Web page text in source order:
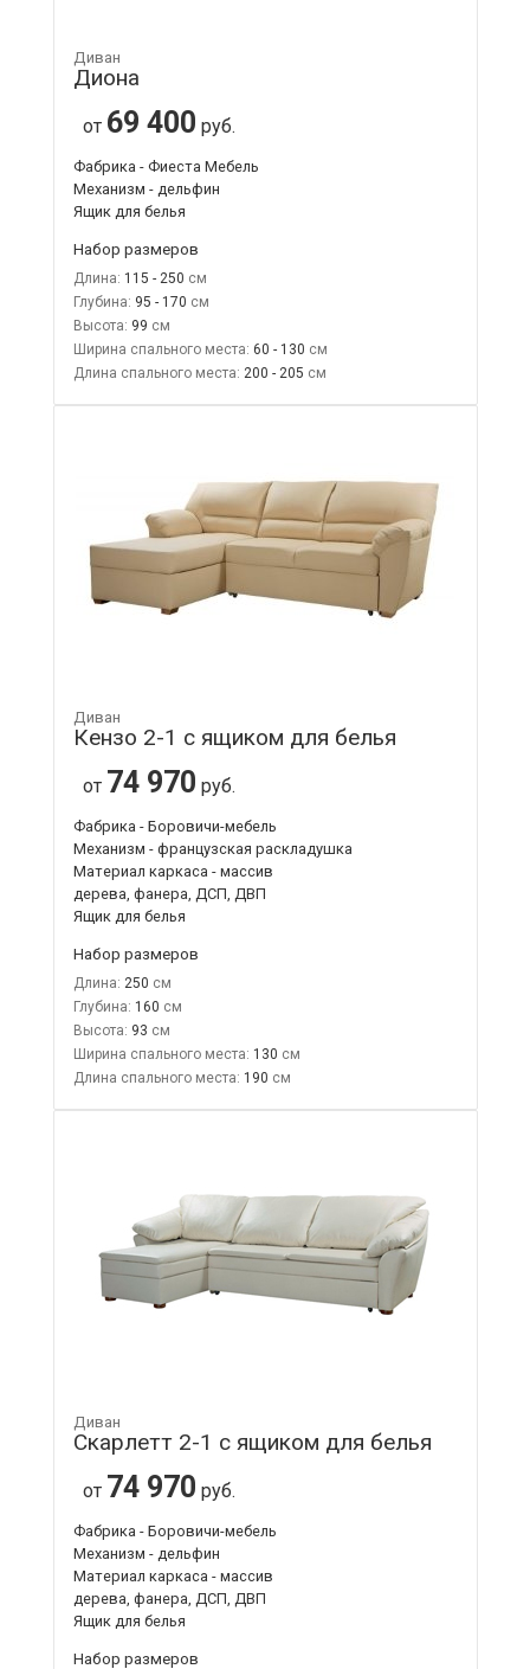
Диван
Диона
от 69 400 руб.
Фабрика - Фиеста Мебель
Механизм - дельфин
Ящик для белья
Набор размеров
Длина: 115 - 250
Глубина: 95 - 170
Высота: 99
Ширина спального места: 60 - 130
Длина спального места: 200 - 205
Диван
Кензо 2-1 с ящиком для белья
от 74 970 руб.
Фабрика - Боровичи-мебель
Механизм - французская раскладушка
Материал каркаса - массив
дерева, фанера, ДСП, ДВП
Ящик для белья
Набор размеров
Длина: 250
Глубина: 160
Высота: 93
Ширина спального места: 130
Длина спального места: 190
Диван
Скарлетт 2-1 с ящиком для белья
от 74 970 руб.
Фабрика - Боровичи-мебель
Механизм - дельфин
Материал каркаса - массив
дерева, фанера, ДСП, ДВП
Ящик для белья
Набор размеров